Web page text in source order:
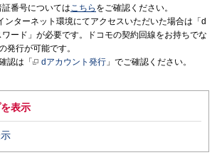
番号についてはこちら をご確認ください。
ンターネット環境にてアクセスいただいた場合は「d
ード」が必要です。ドコモの契約回線をお持ちでな
発行が可能です。
認は「
dアカウント発行 」でご確認ください。
表示